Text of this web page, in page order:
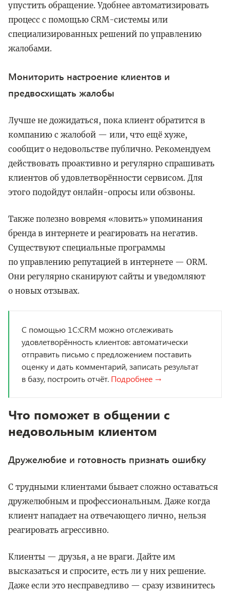
упустить обращение. Удобнее автоматизировать
процесс с помощью CRM-системы или
специализированных решений по управлению
жалобами.
Мониторить настроение клиентов и
предвосхищать жалобы
Лучше не дожидаться, пока клиент обратится в
компанию с жалобой — или, что ещё хуже,
сообщит о недовольстве публично. Рекомендуем
действовать проактивно и регулярно спрашивать
клиентов об удовлетворённости сервисом. Для
этого подойдут онлайн-опросы или обзвоны.
Также полезно вовремя «ловить» упоминания
бренда в интернете и реагировать на негатив.
Существуют специальные программы
по управлению репутацией в интернете — ORM.
Они регулярно сканируют сайты и уведомляют
о новых отзывах.
С помощью 1С:CRM можно отслеживать
удовлетворённость клиентов: автоматически
отправить письмо с предложением поставить
оценку и дать комментарий, записать результат
в базу, построить отчёт. Подробнее →
Что поможет в общении с
недовольным клиентом
Дружелюбие и готовность признать ошибку
С трудными клиентами бывает сложно оставаться
дружелюбным и профессиональным. Даже когда
клиент нападает на отвечающего лично, нельзя
реагировать агрессивно.
Клиенты — друзья, а не враги. Дайте им
высказаться и спросите, есть ли у них решение.
Даже если это несправедливо — сразу извинитесь